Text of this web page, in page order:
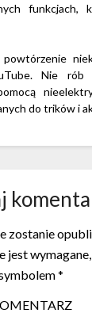
funkcjach,
Nie rób
do trików i
zostanie
jest
*